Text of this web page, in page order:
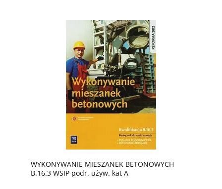
WYKONYWANIE MIESZANEK BETONOWYCH
B.16.3 WSIP podr. używ. kat A